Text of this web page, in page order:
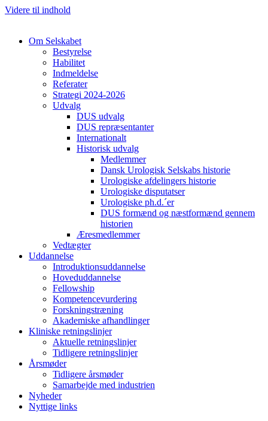
Videre til indhold
Om Selskabet
Bestyrelse
Habilitet
Indmeldelse
Referater
Strategi 2024-2026
Udvalg
DUS udvalg
DUS repræsentanter
Internationalt
Historisk udvalg
Medlemmer
Dansk Urologisk Selskabs historie
Urologiske afdelingers historie
Urologiske disputatser
Urologiske ph.d.´er
DUS formænd og næstformænd gennem
historien
Æresmedlemmer
Vedtægter
Uddannelse
Introduktionsuddannelse
Hoveduddannelse
Fellowship
Kompetencevurdering
Forskningstræning
Akademiske afhandlinger
Kliniske retningslinjer
Aktuelle retningslinjer
Tidligere retningslinjer
Årsmøder
Tidligere årsmøder
Samarbejde med industrien
Nyheder
Nyttige links